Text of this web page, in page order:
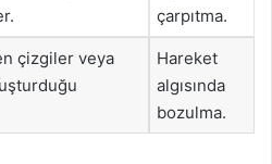
çarpıtma.
çizgiler veya
Hareket
algısında
bozulma.